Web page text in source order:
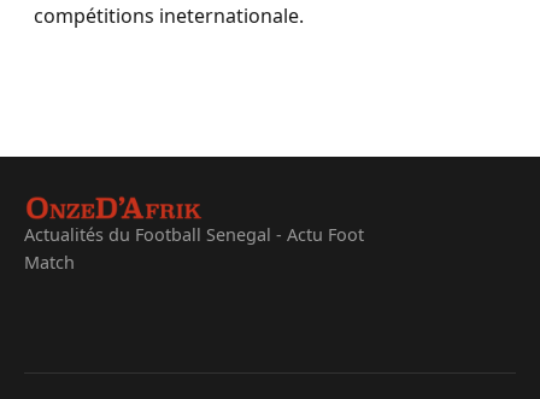
compétitions ineternationale.
Actualités du Football Senegal - Actu Foot
Match